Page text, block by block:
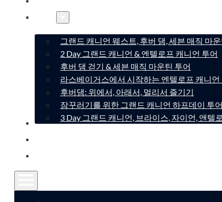
투어
그랜드 캐니언 웨스트, 후버 댐, 세븐 매직 마
2 Day 그랜드 캐니언 & 엔텔로프 캐니언 투어
후버 댐 걷기 & 세븐 매직 마운틴 투어
라스베이거스에서 시작하는 엔텔로프 캐니언
후버댐: 위에서, 아래서, 멀리서 즐기기
잠꾸러기를 위한 그랜드 캐니언 하프데이 투어
3 Day 그랜드 캐니언, 브라이스, 자이언, 앤텔
회사소개